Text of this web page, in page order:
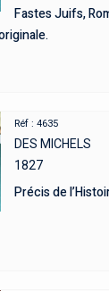
Fastes Juifs,
Réf : 4635
DES MICHELS
1827
Précis de